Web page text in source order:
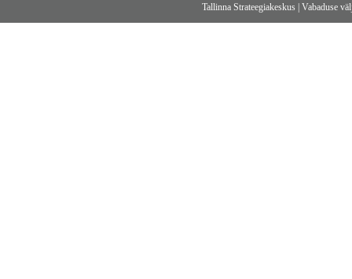
Tallinna Strateegiakeskus |Vabaduse